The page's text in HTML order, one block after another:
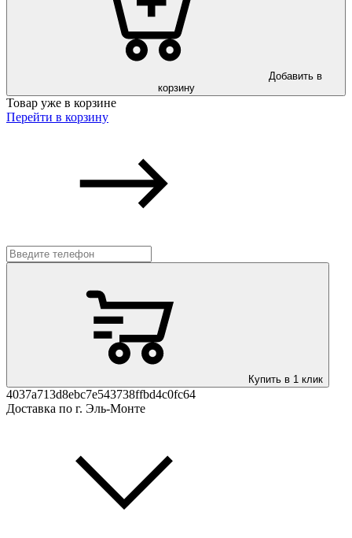
корзину
Товар уже в корзине
Перейти в корзину
Купить в 1 клик
4037a713d8ebc7e543738ffbd4c0fc64
Доставка по г. Эль-Монте